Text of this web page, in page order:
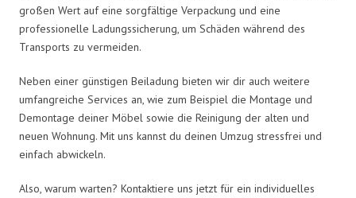
großen Wert auf eine sorgfältige Verpackung und eine
professionelle Ladungssicherung, um Schäden während des
Transports zu vermeiden.
Neben einer günstigen Beiladung bieten wir dir auch weitere
umfangreiche Services an, wie zum Beispiel die Montage und
Demontage deiner Möbel sowie die Reinigung der alten und
neuen Wohnung. Mit uns kannst du deinen Umzug stressfrei und
einfach abwickeln.
Also, warum warten? Kontaktiere uns jetzt für ein individuelles